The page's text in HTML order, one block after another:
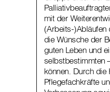
mit der
(Arbeits-
die Wünsche der
guten Leben und
selbstbestimmten
können. Durch die
Pflegefachkräfte